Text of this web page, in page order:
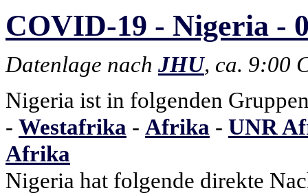
COVID-19 - Nigeria -
Datenlage nach JHU, ca. 9:00
Nigeria ist in folgenden
- Westafrika - Afrika - UNR
Afrika
Nigeria hat folgende direkte